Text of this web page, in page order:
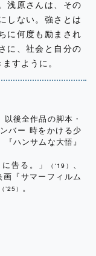
浅原さんは、その
しない。強さとは
に何度も励まされ
に、社会と自分の
すように。
後全作品の脚本・
バー 時をかける少
ハンサムな大悟』
告る。」
（ʻ19）
画『サマーフィルム
（ʼ25） 。